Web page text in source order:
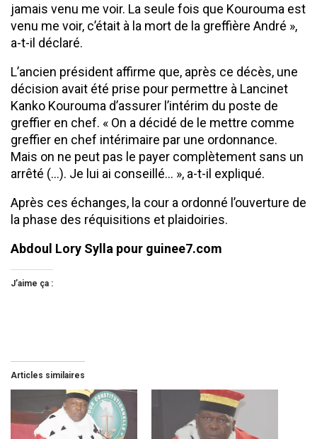
jamais venu me voir. La seule fois que Kourouma est
venu me voir, c’était à la mort de la greffière André »,
a-t-il déclaré.
L’ancien président affirme que, après ce décès, une
décision avait été prise pour permettre à Lancinet
Kanko Kourouma d’assurer l’intérim du poste de
greffier en chef. « On a décidé de le mettre comme
greffier en chef intérimaire par une ordonnance.
Mais on ne peut pas le payer complètement sans un
arrêté (…). Je lui ai conseillé… », a-t-il expliqué.
Après ces échanges, la cour a ordonné l’ouverture de
la phase des réquisitions et plaidoiries.
Abdoul Lory Sylla pour guinee7.com
J’aime ça :
Articles similaires